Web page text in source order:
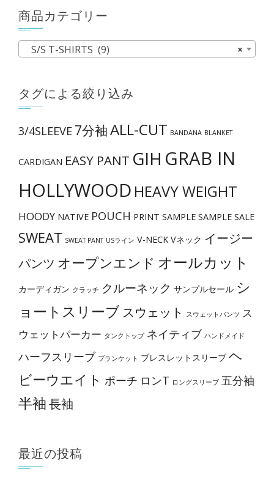
す。
プ
ョ
ン
商
品
ー
ら
選
で
き
ま
商品カテゴリー
×
S/S T-SHIRTS (9)
タグによる絞り込み
3/4SLEEVE 7分袖ALL-CUT BANDANA BLANKET
CARDIGAN EASY PANT GIH GRAB IN
HOLLYWOOD HEAVY WEIGHT
HOODY NATIVE POUCH PRINT SAMPLE SAMPLE SALE
SWEAT SWEAT PANT USライン V-NECK Vネック イージー
パンツ オープンエンド オールカット
カーディガン クラッチ クルーネック サンプルセール シ
ョートスリーブスウェット スウェットパンツ ス
ウェットパーカー タンクトップ ネイティブ ハンドメイド
ハーフスリーブ ブランケット ブレスレットスリーブ ヘ
ビーウエイト ポーチ ロンT ロングスリーブ 五分袖
半袖長袖
最近の投稿